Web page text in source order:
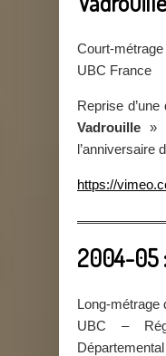
Court-métrage
UBC France
Reprise
Vadrouille »
l’anniversaire
https://
2004-05
Long-métrage
UBC –